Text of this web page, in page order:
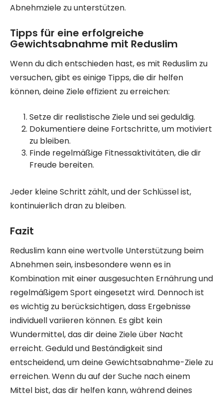
Abnehmziele zu unterstützen.
Tipps für eine erfolgreiche
Gewichtsabnahme mit Reduslim
Wenn du dich entschieden hast, es mit Reduslim zu
versuchen, gibt es einige Tipps, die dir helfen
können, deine Ziele effizient zu erreichen:
Setze dir realistische Ziele und sei geduldig.
Dokumentiere deine Fortschritte, um motiviert
zu bleiben.
Finde regelmäßige Fitnessaktivitäten, die dir
Freude bereiten.
Jeder kleine Schritt zählt, und der Schlüssel ist,
kontinuierlich dran zu bleiben.
Fazit
Reduslim kann eine wertvolle Unterstützung beim
Abnehmen sein, insbesondere wenn es in
Kombination mit einer ausgesuchten Ernährung und
regelmäßigem Sport eingesetzt wird. Dennoch ist
es wichtig zu berücksichtigen, dass Ergebnisse
individuell variieren können. Es gibt kein
Wundermittel, das dir deine Ziele über Nacht
erreicht. Geduld und Beständigkeit sind
entscheidend, um deine Gewichtsabnahme-Ziele zu
erreichen. Wenn du auf der Suche nach einem
Mittel bist, das dir helfen kann, während deines